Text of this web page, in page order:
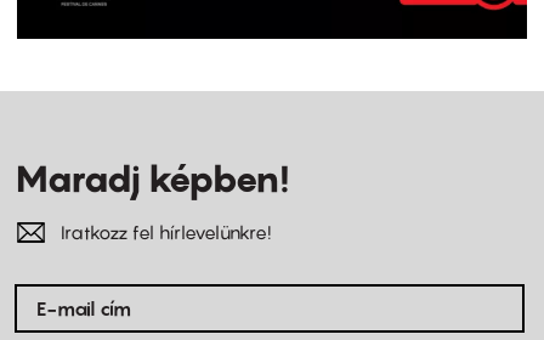
Maradj képben!
Iratkozz fel hírlevelünkre!